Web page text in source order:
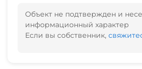
Объект не подтвержден и
информационный характер
Если вы собственник,